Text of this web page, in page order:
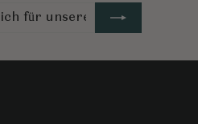
Melden
Sie
Abonnieren